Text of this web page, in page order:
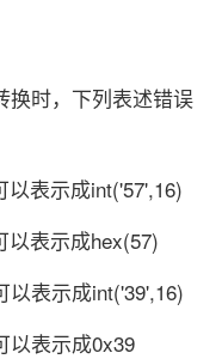
换时，下列表述错误
表示成int('57',16)
以表示成hex(57)
以表示成int('39',16)
以表示成0x39